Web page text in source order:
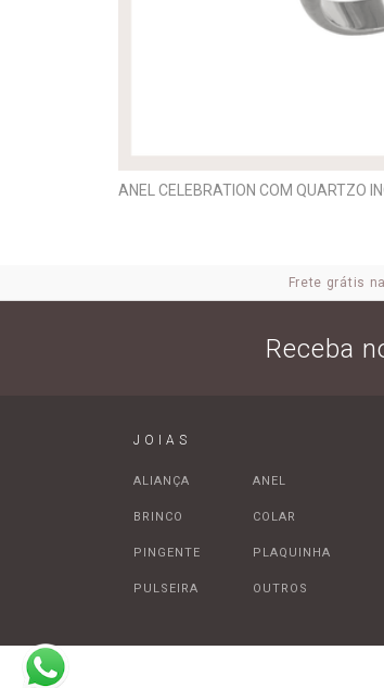
ANEL CELEBRATION COM QUARTZO
Frete grátis
Receba
JOIAS
ALIANÇA ANEL
BRINCO COLAR
PINGENTE PLAQUINHA
PULSEIRA OUTROS